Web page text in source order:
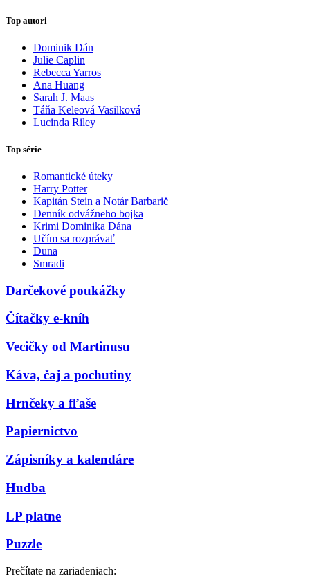
Top autori
Dominik Dán
Julie Caplin
Rebecca Yarros
Ana Huang
Sarah J. Maas
Táňa Keleová Vasilková
Lucinda Riley
Top série
Romantické úteky
Harry Potter
Kapitán Stein a Notár Barbarič
Denník odvážneho bojka
Krimi Dominika Dána
Učím sa rozprávať
Duna
Smradi
Darčekové poukážky
Čítačky e-kníh
Vecičky od Martinusu
Káva, čaj a pochutiny
Hrnčeky a fľaše
Papiernictvo
Zápisníky a kalendáre
Hudba
LP platne
Puzzle
Prečítate na zariadeniach: